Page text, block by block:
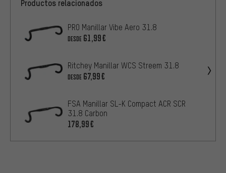
Productos relacionados
PRO Manillar Vibe Aero 31.8
DESDE 61,99€
Ritchey Manillar WCS Streem 31.8
DESDE 67,99€
FSA Manillar SL-K Compact ACR SCR
31.8 Carbon
178,99€